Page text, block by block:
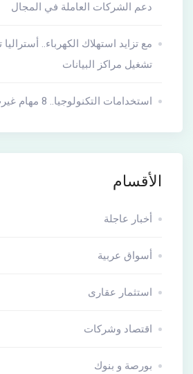
دعم الشركات العاملة في المجال
مع تزايد استهلاك الكهرباء..
تشغيل مراكز البيانات
استخدامات التكنولوجيا.. 8 مهام غيرت حياة البشر
الأقسام
أخبار عاجلة
أسواق عربية
استثمار عقارى
اقتصاد وشركات
بورصة و بنوك